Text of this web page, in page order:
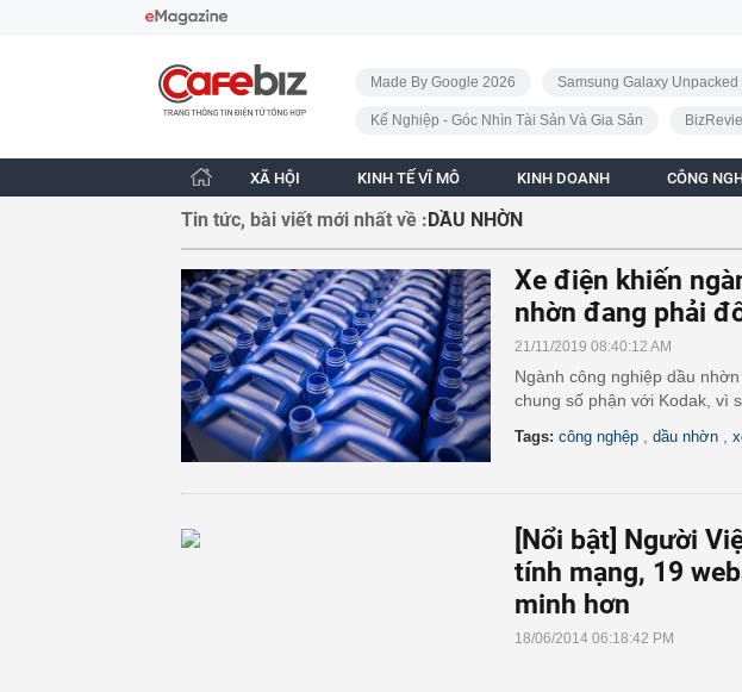
CafeBiz - Trang chủ
Made By Google 2026
Samsung Galaxy Unpacked
Kế Nghiệp - Góc Nhìn Tài Sản Và Gia Sản
XÃ HỘI KINH TẾ VĨ MÔ KINH DOANH CÔNG
Tin tức, bài viết mới nhất về :DẦU NHỜN
Xe điện khiến
nhờn đang phải
21/11/2019 08:40:12 AM
Ngành công nghiệp dầu
chung số phận với Kodak, vì
Tags: công nghệp dầu nhờn
[Nổi bật] Người
tính mạng, 19
minh hơn
18/06/2014 06:18:42 PM